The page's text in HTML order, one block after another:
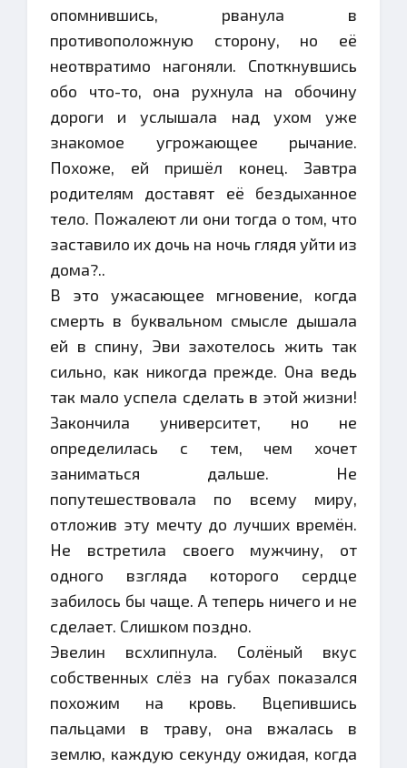
опомнившись, рванула в
противоположную сторону, но её
неотвратимо нагоняли. Споткнувшись
обо что-то, она рухнула на обочину
дороги и услышала над ухом уже
знакомое угрожающее рычание.
Похоже, ей пришёл конец. Завтра
родителям доставят её бездыханное
тело. Пожалеют ли они тогда о том, что
заставило их дочь на ночь глядя уйти из
дома?..
В это ужасающее мгновение, когда
смерть в буквальном смысле дышала
ей в спину, Эви захотелось жить так
сильно, как никогда прежде. Она ведь
так мало успела сделать в этой жизни!
Закончила университет, но не
определилась с тем, чем хочет
заниматься дальше. Не
попутешествовала по всему миру,
отложив эту мечту до лучших времён.
Не встретила своего мужчину, от
одного взгляда которого сердце
забилось бы чаще. А теперь ничего и не
сделает. Слишком поздно.
Эвелин всхлипнула. Солёный вкус
собственных слёз на губах показался
похожим на кровь. Вцепившись
пальцами в траву, она вжалась в
землю, каждую секунду ожидая, когда